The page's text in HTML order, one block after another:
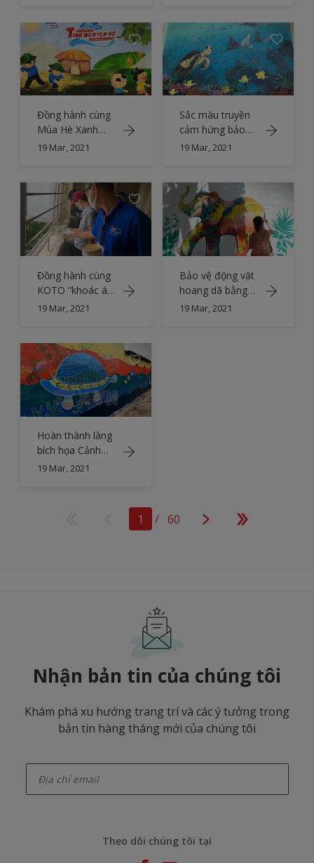
Đồng hành cùng
Mùa Hè Xanh
2018, làm tươi
19 Mar, 2021
Sắc màu truyền
cảm hứng bảo
tồn đảo Lý Sơn
19 Mar, 2021
Đồng hành cùng
KOTO “khoác áo
mới” cho không
19 Mar, 2021
Bảo vệ động vật
hoang dã bằng
những sắc màu
19 Mar, 2021
Hoàn thành làng
bích họa Cảnh
Dương
19 Mar, 2021
1 / 60
Nhận bản tin của chúng tôi
Khám phá xu hướng trang trí và các ý tưởng trong
bản tin hàng tháng mới của chúng tôi
Theo dõi chúng tôi tại